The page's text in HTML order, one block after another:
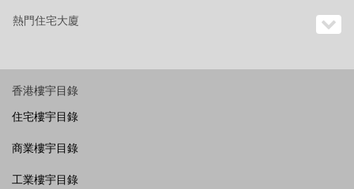
熱門住宅大廈
香港樓宇目錄
住宅樓宇目錄
商業樓宇目錄
工業樓宇目錄